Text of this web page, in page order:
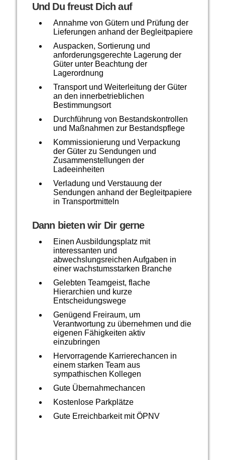
Und Du freust Dich auf
Annahme von Gütern und Prüfung der
Lieferungen anhand der Begleitpapiere
Auspacken, Sortierung und
anforderungsgerechte Lagerung der
Güter unter Beachtung der
Lagerordnung
Transport und Weiterleitung der Güter
an den innerbetrieblichen
Bestimmungsort
Durchführung von Bestandskontrollen
und Maßnahmen zur Bestandspflege
Kommissionierung und Verpackung
der Güter zu Sendungen und
Zusammenstellungen der
Ladeeinheiten
Verladung und Verstauung der
Sendungen anhand der Begleitpapiere
in Transportmitteln
Dann bieten wir Dir gerne
Einen Ausbildungsplatz mit
interessanten und
abwechslungsreichen Aufgaben in
einer wachstumsstarken Branche
Gelebten Teamgeist, flache
Hierarchien und kurze
Entscheidungswege
Genügend Freiraum, um
Verantwortung zu übernehmen und die
eigenen Fähigkeiten aktiv
einzubringen
Hervorragende Karrierechancen in
einem starken Team aus
sympathischen Kollegen
Gute Übernahmechancen
Kostenlose Parkplätze
Gute Erreichbarkeit mit ÖPNV